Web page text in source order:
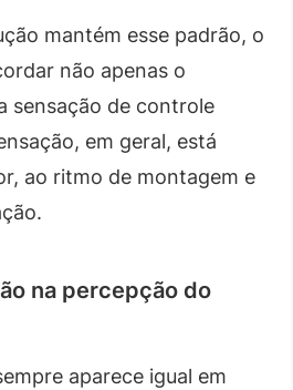
mantém esse padrão, o
não apenas o
sensação de controle
em geral, está
ao ritmo de montagem e
na percepção do
aparece igual em